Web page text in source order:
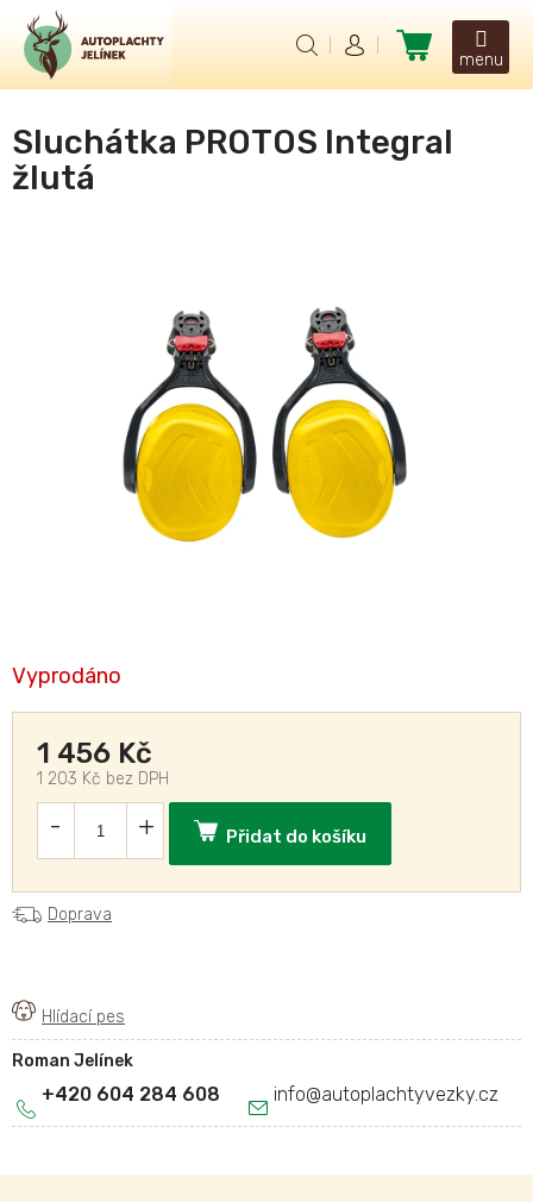
obsah
Nákupní
košík
Sluchátka PROTOS Integral
žlutá
Vyprodáno
1 456 Kč
1 203 Kč bez DPH
Přidat do košíku
Roman Jelínek
info@autoplachtyvezky.cz
+420 604 284 608
Doprava